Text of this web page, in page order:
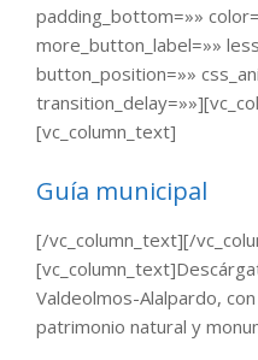
padding_bottom=»»
more_button_label=»»
button_position=»»
[vc_column_text]
Guía municipal
[/vc_column_text][/
Valdeolmos-Alalpardo,
patrimonio natural y